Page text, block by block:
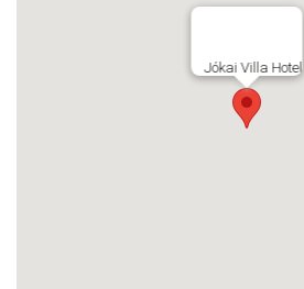
Jókai Villa Hotel